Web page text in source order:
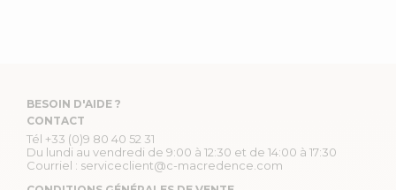
BESOIN D'AIDE ?
CONTACT
Tél +33 (0)9 80 40 52 31
Du lundi au vendredi de 9:00 à 12:30 et de 14:00 à 17:30
Courriel : serviceclient@c-macredence.com